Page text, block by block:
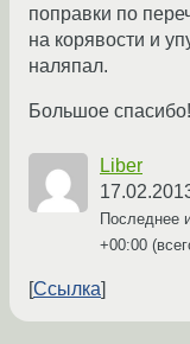
поправки по
на корявости и
наляпал.
Большое спасибо!
Liber
Последнее
+00:00
Ссылка